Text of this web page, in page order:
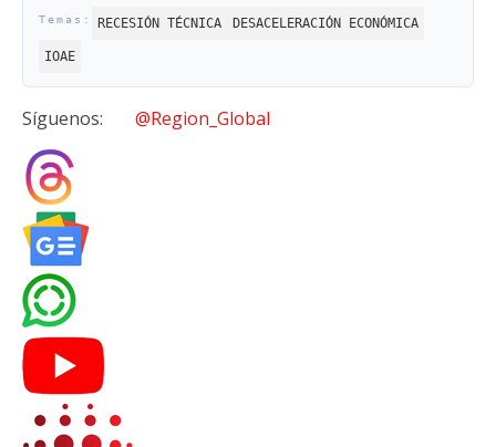
RECESIÓN TÉCNICA DESACELERACIÓN ECONÓMICA
IOAE
Síguenos: @Region_Global